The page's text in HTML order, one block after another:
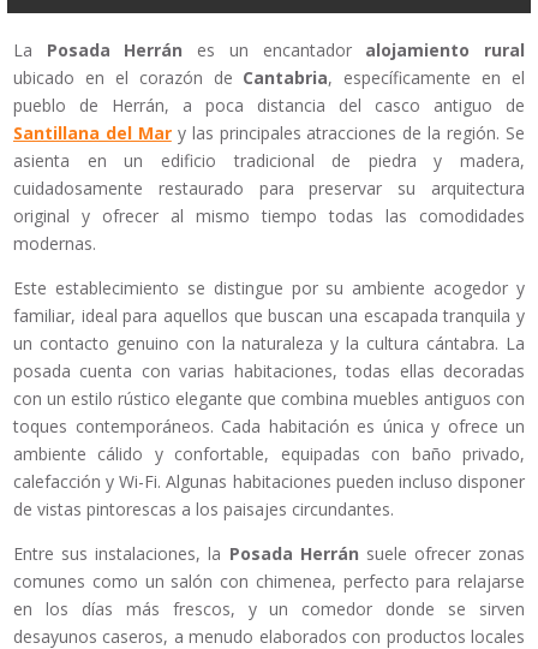
La Posada Herrán es un encantador alojamiento rural
ubicado en el corazón de Cantabria, específicamente en el
pueblo de Herrán, a poca distancia del casco antiguo de
Santillana del Mary las principales atracciones de la región. Se
asienta en un edificio tradicional de piedra y madera,
cuidadosamente restaurado para preservar su arquitectura
original y ofrecer al mismo tiempo todas las comodidades
modernas.
Este establecimiento se distingue por su ambiente acogedor y
familiar, ideal para aquellos que buscan una escapada tranquila y
un contacto genuino con la naturaleza y la cultura cántabra. La
posada cuenta con varias habitaciones, todas ellas decoradas
con un estilo rústico elegante que combina muebles antiguos con
toques contemporáneos. Cada habitación es única y ofrece un
ambiente cálido y confortable, equipadas con baño privado,
calefacción y Wi-Fi. Algunas habitaciones pueden incluso disponer
de vistas pintorescas a los paisajes circundantes.
Entre sus instalaciones, la Posada Herrán suele ofrecer zonas
comunes como un salón con chimenea, perfecto para relajarse
en los días más frescos, y un comedor donde se sirven
desayunos caseros, a menudo elaborados con productos locales